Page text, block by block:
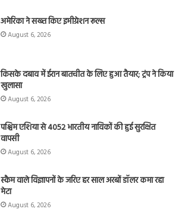
अमेरिका ने सख्त किए इमीग्रेशन रूल्स
August 6, 2026
किसके दबाव में ईरान बातचीत के लिए हुआ तैयार; ट्रंप ने किया
खुलासा
August 6, 2026
पश्चिम एशिया से 4052 भारतीय नाविकों की हुई सुरक्षित
वापसी
August 6, 2026
स्कैम वाले विज्ञापनों के जरिए हर साल अरबों डॉलर कमा रहा
मेटा
August 6, 2026